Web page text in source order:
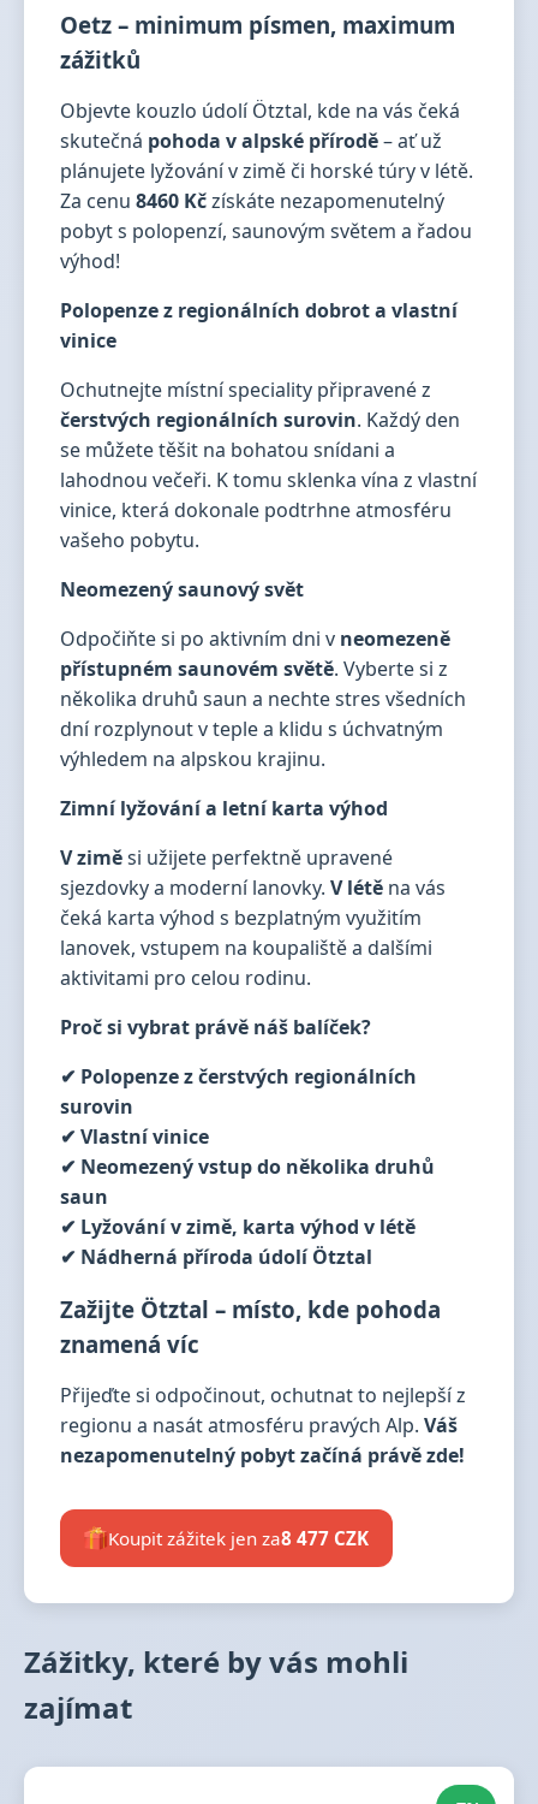
Oetz – minimum písmen, maximum
zážitků
Objevte kouzlo údolí Ötztal, kde na vás čeká
skutečná pohoda v alpské přírodě– ať už
plánujete lyžování v zimě či horské túry v létě.
Za cenu 8460 Kčzískáte nezapomenutelný
pobyt s polopenzí, saunovým světem a řadou
výhod!
Polopenze z regionálních dobrot a vlastní
vinice
Ochutnejte místní speciality připravené z
čerstvých regionálních surovin. Každý den
se můžete těšit na bohatou snídani a
lahodnou večeři. K tomu sklenka vína z vlastní
vinice, která dokonale podtrhne atmosféru
vašeho pobytu.
Neomezený saunový svět
Odpočiňte si po aktivním dni v neomezeně
přístupném saunovém světě. Vyberte si z
několika druhů saun a nechte stres všedních
dní rozplynout v teple a klidu s úchvatným
výhledem na alpskou krajinu.
Zimní lyžování a letní karta výhod
V ziměsi užijete perfektně upravené
sjezdovky a moderní lanovky. V létě na vás
čeká karta výhod s bezplatným využitím
lanovek, vstupem na koupaliště a dalšími
aktivitami pro celou rodinu.
Proč si vybrat právě náš balíček?
✔ Polopenze z čerstvých regionálních
surovin
✔ Vlastní vinice
✔ Neomezený vstup do několika druhů
saun
✔ Lyžování v zimě, karta výhod v létě
✔ Nádherná příroda údolí Ötztal
Zažijte Ötztal – místo, kde pohoda
znamená víc
Přijeďte si odpočinout, ochutnat to nejlepší z
regionu a nasát atmosféru pravých Alp. Váš
nezapomenutelný pobyt začíná právě zde!
Koupit zážitek jen za8 477 CZK
Zážitky, které by vás mohli
zajímat